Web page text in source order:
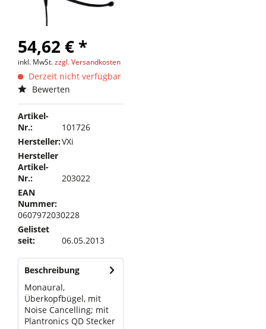
54,62 € *
inkl. MwSt.zzgl. Versandkosten
Derzeit nicht verfügbar
Bewerten
Artikel-
Nr.:
101726
Hersteller:VXi
Hersteller
Artikel-
Nr.:
203022
EAN
Nummer:
0607972030228
Gelistet
seit:
06.05.2013
Beschreibung
Monaural,
Überkopfbügel, mit
Noise Cancelling; mit
Plantronics QD Stecker